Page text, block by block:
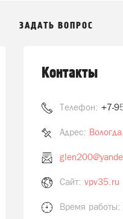
ЗАДАТЬ ВОПРОС
Контакты
Телефон: +7-
Адрес:
Сайт: vpv35.ru
Время работы: